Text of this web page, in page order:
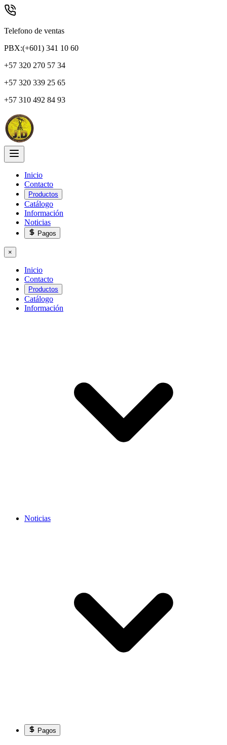
Telefono de ventas
PBX:(+601) 341 10 60
+57 320 270 57 34
+57 320 339 25 65
+57 310 492 84 93
Inicio
Contacto
Productos
Catálogo
Información
Noticias
Pagos
×
Inicio
Contacto
Productos
Catálogo
Información
Noticias
Pagos